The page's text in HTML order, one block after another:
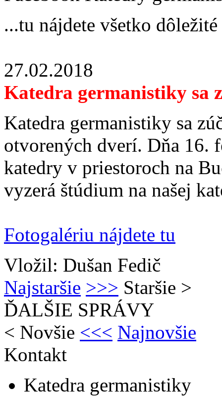
...tu nájdete všetko
27.02.2018
Katedra germanistiky sa
Katedra germanistiky sa
otvorených dverí. Dňa 16.
katedry v priestoroch na
vyzerá štúdium na našej
Fotogalériu nájdete tu
Vložil: Dušan Fedič
Najstaršie >>> Staršie >
ĎALŠIE SPRÁVY
< Novšie <<< Najnovšie
Kontakt
Katedra germanistiky